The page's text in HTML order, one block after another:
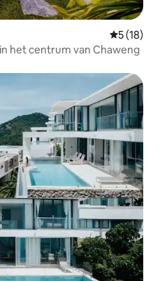
5 (18)
het centrum van Chaweng